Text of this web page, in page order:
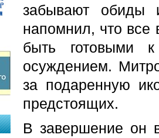
забывают
напомнил, что все
быть готовыми
осуждением.
за подаренную
предстоящих.
В завершение он